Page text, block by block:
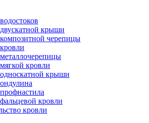
крыши
черепицы
кровли
крыши
кровли
кровли